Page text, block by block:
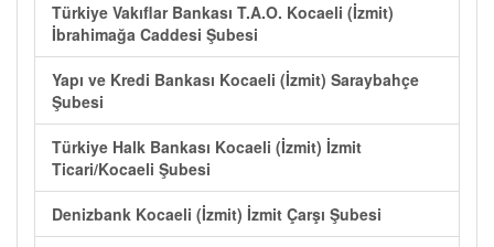
Türkiye Vakıflar Bankası T.A.O. Kocaeli (İzmit)
İbrahimağa Caddesi Şubesi
Yapı ve Kredi Bankası Kocaeli (İzmit) Saraybahçe
Şubesi
Türkiye Halk Bankası Kocaeli (İzmit) İzmit
Ticari/Kocaeli Şubesi
Denizbank Kocaeli (İzmit) İzmit Çarşı Şubesi